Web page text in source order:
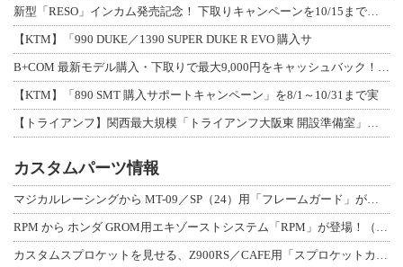
新型「RESO」インカム発売記念！ 下取りキャンペーンを10/15まで延長して開
【KTM】「990 DUKE／1390 SUPER DUKE R EVO 購入サ
B+COM 最新モデル購入・下取りで最大9,000円をキャッシュバック！「B+F
【KTM】「890 SMT 購入サポートキャンペーン」を8/1～10/31まで実
【トライアンフ】関西最大規模「トライアンフ大阪東 開設準備室」がオープン！ 限定
カスタムパーツ情報
マジカルレーシングから MT-09／SP（24）用「フレームガード」が登場！
RPM から ホンダ GROM用エキゾーストシステム「RPM」が登場！（動画あり
カスタムスプロケットを見せる、Z900RS／CAFE用「スプロケットカバーフルキ